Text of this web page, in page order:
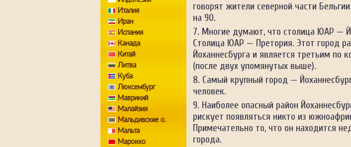
Италия
Иран
Испания
Канада
Китай
Литва
Куба
Люксембург
Маврикий
Малайзия
Мальдивские о.
Мальта
Марокко
говорят жители северной части
на 90.
Многие думают, что столица ЮАР —
Столица ЮАР — Претория. Этот город
Йоханнесбурга и является третьим по
(после двух упомянутых выше).
Самый крупный город —
человек.
Наиболее опасный район
рискует появляться никто из
Примечательно то, что он находится
города.